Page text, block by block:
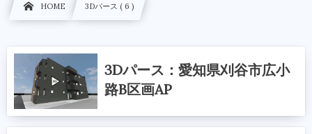
HOME 3Dパース ( 6 )
3Dパース：愛知県刈谷市広小
路B区画AP